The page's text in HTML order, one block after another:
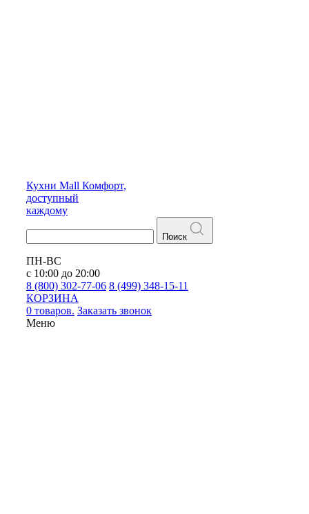
Кухни Mall Комфорт,
доступный
каждому
Поиск
ПН-ВС
с 10:00 до 20:00
8 (800) 302-77-06 8 (499) 348-15-11
КОРЗИНА
0 товаров. Заказать звонок
Меню